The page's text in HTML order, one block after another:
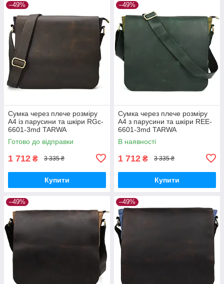
–49%
Сумка через плече розміру
А4 із парусини та шкіри RGc-
6601-3md TARWA
Готово до відправки
1 712 ₴ 3 335 ₴
Купити
–49%
Сумка через плече розміру
А4 з парусини та шкіри REE-
6601-3md TARWA
В наявності
1 712 ₴ 3 335 ₴
Купити
–49% –49%